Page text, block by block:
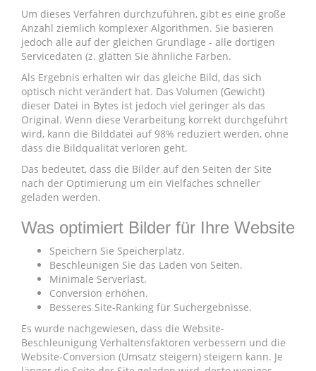
Um dieses Verfahren durchzuführen, gibt es eine große
Anzahl ziemlich komplexer Algorithmen. Sie basieren
jedoch alle auf der gleichen Grundlage - alle dortigen
Servicedaten (z. glätten Sie ähnliche Farben.
Als Ergebnis erhalten wir das gleiche Bild, das sich
optisch nicht verändert hat. Das Volumen (Gewicht)
dieser Datei in Bytes ist jedoch viel geringer als das
Original. Wenn diese Verarbeitung korrekt durchgeführt
wird, kann die Bilddatei auf 98% reduziert werden, ohne
dass die Bildqualität verloren geht.
Das bedeutet, dass die Bilder auf den Seiten der Site
nach der Optimierung um ein Vielfaches schneller
geladen werden.
Was optimiert Bilder für Ihre Website
Speichern Sie Speicherplatz.
Beschleunigen Sie das Laden von Seiten.
Minimale Serverlast.
Conversion erhöhen.
Besseres Site-Ranking für Suchergebnisse.
Es wurde nachgewiesen, dass die Website-
Beschleunigung Verhaltensfaktoren verbessern und die
Website-Conversion (Umsatz steigern) steigern kann. Je